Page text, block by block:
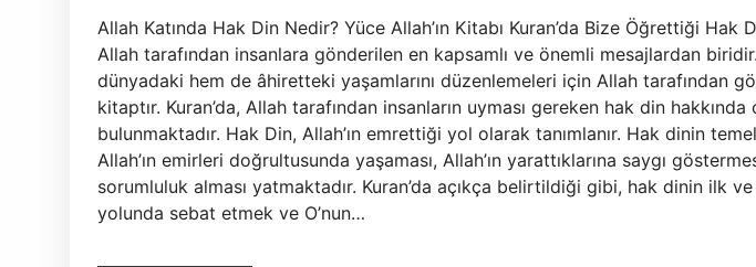
Allah Katında Hak Din Nedir? Yüce Allah’ın Kitabı Kuran’da Bize Öğrettiği Hak
Allah tarafından insanlara gönderilen en kapsamlı ve önemli mesajlardan
dünyadaki hem de âhiretteki yaşamlarını düzenlemeleri için Allah tarafından
kitaptır. Kuran’da, Allah tarafından insanların uyması gereken hak din
bulunmaktadır. Hak Din, Allah’ın emrettiği yol olarak tanımlanır. Hak dinin
Allah’ın emirleri doğrultusunda yaşaması, Allah’ın yarattıklarına saygı
sorumluluk alması yatmaktadır. Kuran’da açıkça belirtildiği gibi, hak dinin ilk ve
yolunda sebat etmek ve O’nun…